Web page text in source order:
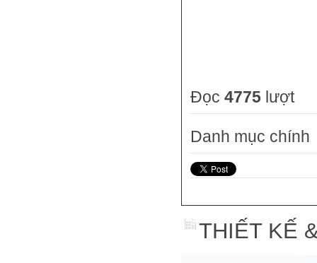
Đọc 4775 lượt
Danh mục chính
THIẾT KẾ